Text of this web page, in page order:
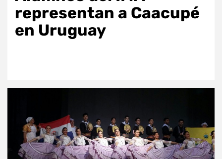
representan a Caacupé
en Uruguay